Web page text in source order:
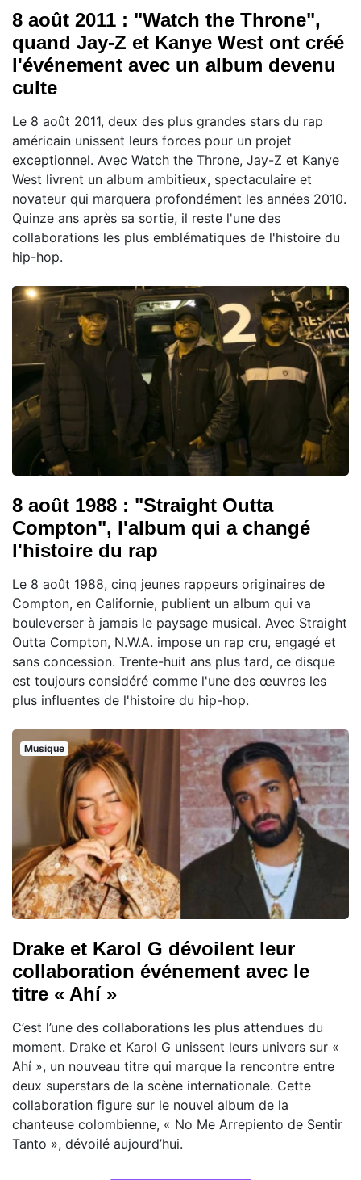
8 août 2011 : "Watch the Throne",
quand Jay-Z et Kanye West ont créé
l'événement avec un album devenu
culte
Le 8 août 2011, deux des plus grandes stars du rap
américain unissent leurs forces pour un projet
exceptionnel. Avec Watch the Throne, Jay-Z et Kanye
West livrent un album ambitieux, spectaculaire et
novateur qui marquera profondément les années 2010.
Quinze ans après sa sortie, il reste l'une des
collaborations les plus emblématiques de l'histoire du
hip-hop.
8 août 1988 : "Straight Outta
Compton", l'album qui a changé
l'histoire du rap
Le 8 août 1988, cinq jeunes rappeurs originaires de
Compton, en Californie, publient un album qui va
bouleverser à jamais le paysage musical. Avec Straight
Outta Compton, N.W.A. impose un rap cru, engagé et
sans concession. Trente-huit ans plus tard, ce disque
est toujours considéré comme l'une des œuvres les
plus influentes de l'histoire du hip-hop.
Musique
Drake et Karol G dévoilent leur
collaboration événement avec le
titre « Ahí »
C’est l’une des collaborations les plus attendues du
moment. Drake et Karol G unissent leurs univers sur «
Ahí », un nouveau titre qui marque la rencontre entre
deux superstars de la scène internationale. Cette
collaboration figure sur le nouvel album de la
chanteuse colombienne, « No Me Arrepiento de Sentir
Tanto », dévoilé aujourd’hui.